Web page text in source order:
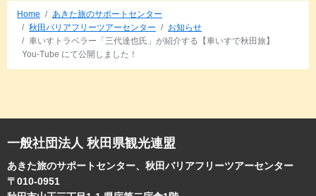
Home
あきた旅のサポートセンター
秋田バリアフリーツアーセンター
お知らせ
車いすトラベラー「三代達也氏」が紹介する【車いすで秋田旅】
You-Tube にて公開しました！
一般社団法人 秋田県観光連盟
あきた旅のサポートセンター、秋田バリアフリーツアーセンター
〒010-0951